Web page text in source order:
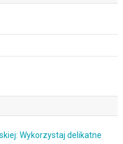
Wykorzystaj delikatne